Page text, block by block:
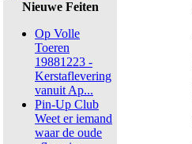
Nieuwe Feiten
Op Volle
Toeren
19881223 -
Kerstaflevering
vanuit Ap...
Pin-Up Club
Weet er iemand
waar de oude